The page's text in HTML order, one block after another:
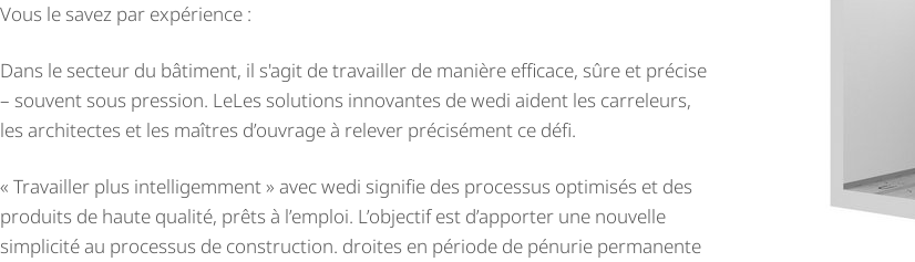
Vous le savez par expérience :
Dans le secteur du bâtiment, il s'agit de travailler de manière efficace, sûre et précise
– souvent sous pression. LeLes solutions innovantes de wedi aident les carreleurs,
les architectes et les maîtres d’ouvrage à relever précisément ce défi.
« Travailler plus intelligemment » avec wedi signifie des processus optimisés et des
produits de haute qualité, prêts à l’emploi. L’objectif est d’apporter une nouvelle
simplicité au processus de construction. droites en période de pénurie permanente